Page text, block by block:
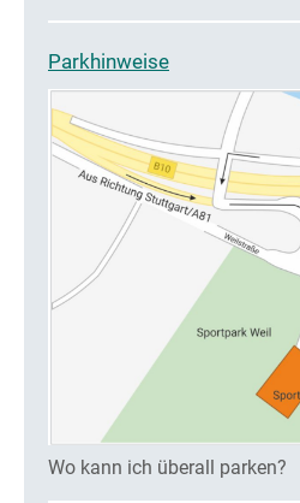
Parkhinweise
Wo kann ich überall parken?